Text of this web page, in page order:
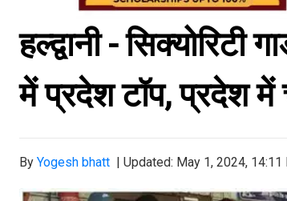
हल्द्वानी -
में प्रदेश टॉप, प्रदेश
By Yogesh bhatt | Updated: May 1, 2024, 14:11